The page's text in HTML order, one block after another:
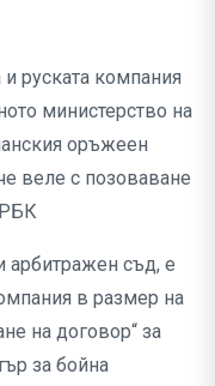
руската компания
министерство на
оръжеен
веле с позоваване
РБК
арбитражен съд, е
в размер на
на договор“ за
за бойна